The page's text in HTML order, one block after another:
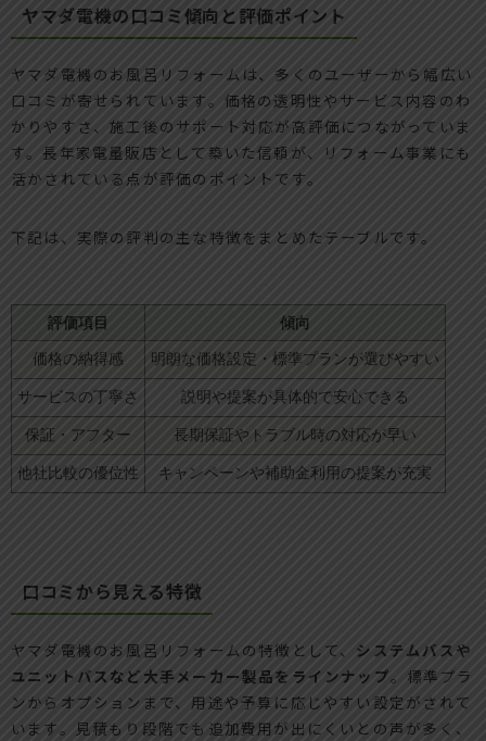
ヤマダ電機の口コミ傾向と評価ポイント
ヤマダ電機のお風呂リフォームは、多くのユーザーから幅広い
口コミが寄せられています。価格の透明性やサービス内容のわ
かりやすさ、施工後のサポート対応が高評価につながっていま
す。長年家電量販店として築いた信頼が、リフォーム事業にも
活かされている点が評価のポイントです。
下記は、実際の評判の主な特徴をまとめたテーブルです。
評価項目 傾向
価格の納得感 明朗な価格設定・標準プランが選びやすい
サービスの丁寧さ 説明や提案が具体的で安心できる
保証・アフター 長期保証やトラブル時の対応が早い
他社比較の優位性 キャンペーンや補助金利用の提案が充実
口コミから見える特徴
ヤマダ電機のお風呂リフォームの特徴として、 システムバスや
ユニットバスなど大手メーカー製品をラインナップ。標準プラ
ンからオプションまで、用途や予算に応じやすい設定がされて
います。見積もり段階でも追加費用が出にくいとの声が多く、